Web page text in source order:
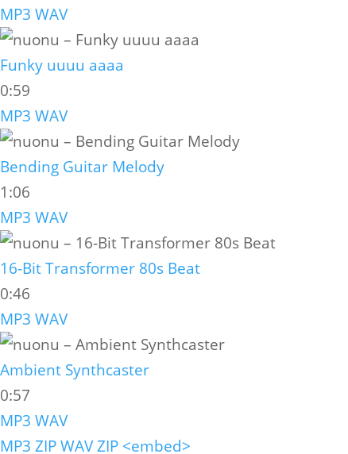
MP3 WAV
Funky uuuu aaaa
0:59
MP3 WAV
Bending Guitar Melody
1:06
MP3 WAV
16-Bit Transformer 80s Beat
0:46
MP3 WAV
Ambient Synthcaster
0:57
MP3 WAV
MP3 ZIPWAV ZIP <embed>